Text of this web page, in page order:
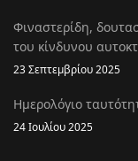
Φιναστερίδη,
του κίνδυνου
23 Σεπτεμβρίου 2025
Ημερολόγιο
24 Ιουλίου 2025